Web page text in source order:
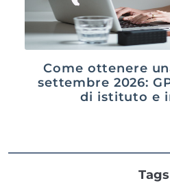
Come ottenere
settembre 2026:
di istituto e
Tags